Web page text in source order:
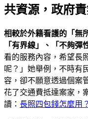
共資源，政府
相較於外籍看護的「無
「有界線」、「不夠彈
看的服務內容，希望長
呢？」她舉例，不時有
容，卻不願意透過個案
花了交通費抵達案家，
讀： 長照四包錢怎麼用